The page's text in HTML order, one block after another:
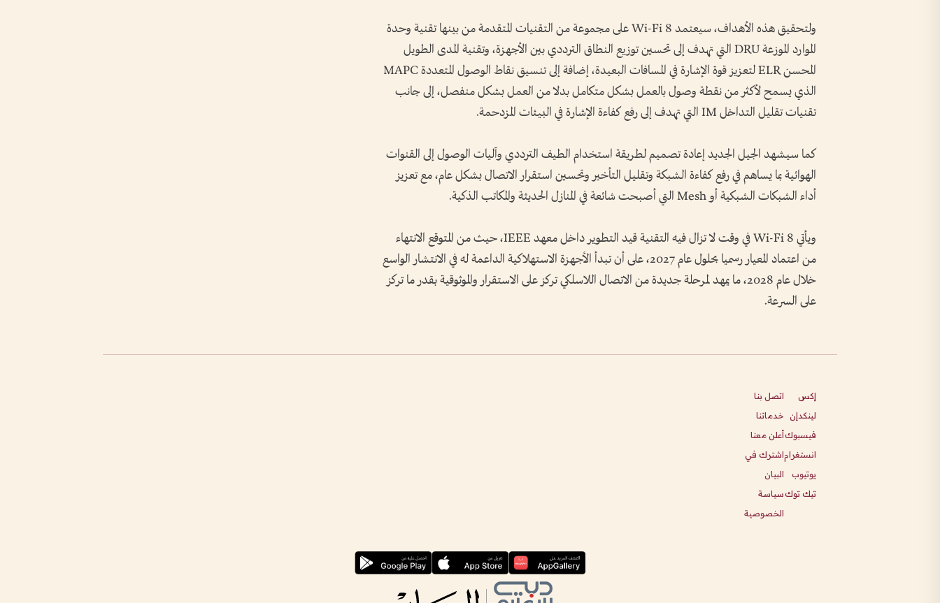
ولتحقيق هذه الأهداف، سيعتمد Wi-Fi 8 على مجموعة من التقنيات المتقدمة من بينها تقنية وحدة
الموارد الموزعة DRU التي تهدف إلى تحسين توزيع النطاق الترددي بين الأجهزة، وتقنية المدى الطويل
المحسن ELR لتعزيز قوة الإشارة في المسافات البعيدة، إضافة إلى تنسيق نقاط الوصول المتعددة MAPC
الذي يسمح لأكثر من نقطة وصول بالعمل بشكل متكامل بدلا من العمل بشكل منفصل، إلى جانب
تقنيات تقليل التداخل IM التي تهدف إلى رفع كفاءة الإشارة في البيئات المزدحمة.
كما سيشهد الجيل الجديد إعادة تصميم لطريقة استخدام الطيف الترددي وآليات الوصول إلى القنوات
الهوائية بما يساهم في رفع كفاءة الشبكة وتقليل التأخير وتحسين استقرار الاتصال بشكل عام، مع تعزيز
أداء الشبكات الشبكية أو Mesh التي أصبحت شائعة في المنازل الحديثة والمكاتب الذكية.
ويأتي Wi-Fi 8 في وقت لا تزال فيه التقنية قيد التطوير داخل معهد IEEE، حيث من المتوقع الانتهاء
من اعتماد المعيار رسميا بحلول عام 2027، على أن تبدأ الأجهزة الاستهلاكية الداعمة له في الانتشار الواسع
خلال عام 2028، ما يمهد لمرحلة جديدة من الاتصال اللاسلكي تركز على الاستقرار والموثوقية بقدر ما تركز
على السرعة.
إكس
لينكدإن
فيسبوك
انستغرام
يوتيوب
تيك توك
اتصل بنا
خدماتنا
أعلن معنا
اشترك في
البيان
سياسة
الخصوصية